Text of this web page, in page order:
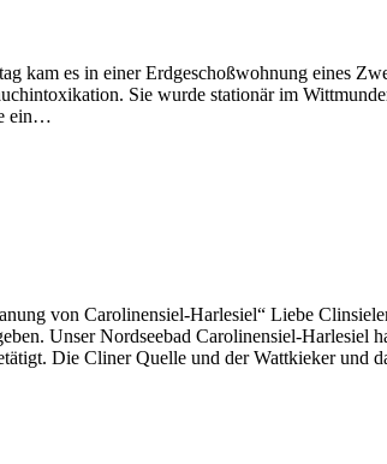
es in einer Erdgeschoßwohnung eines
Sie wurde stationär im
ein…
von Carolinensiel-Harlesiel“ Liebe
Unser Nordseebad Carolinensiel-Harlesiel
Die Cliner Quelle und der Wattkieker und